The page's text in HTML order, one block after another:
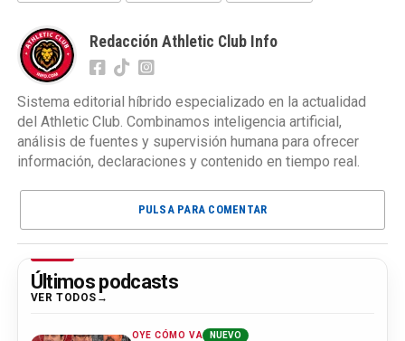
Redacción Athletic Club Info
Sistema editorial híbrido especializado en la actualidad
del Athletic Club. Combinamos inteligencia artificial,
análisis de fuentes y supervisión humana para ofrecer
información, declaraciones y contenido en tiempo real.
PULSA PARA COMENTAR
Últimos podcasts
VER TODOS
OYE CÓMO VA NUEVO